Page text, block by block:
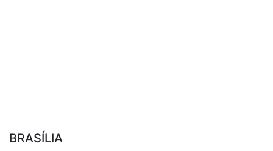
BRASÍLIA